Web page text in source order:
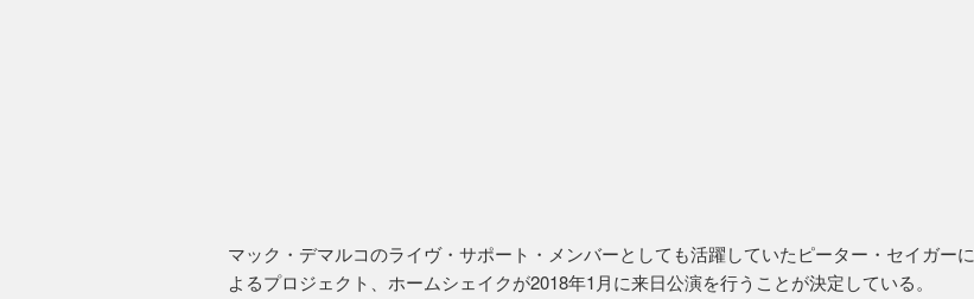
マック・デマルコのライヴ・サポート・メンバーとしても活躍していたピーター・セイガーに
よるプロジェクト、ホームシェイクが2018年1月に来日公演を行うことが決定している。